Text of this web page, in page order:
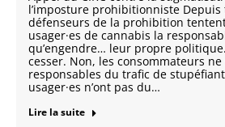
l’imposture prohibitionniste
défenseurs de la prohibition
usager·es de cannabis la
qu’engendre… leur propre
cesser. Non, les consommateurs ne
responsables du trafic de
usager·es n’ont pas du…
Lire la suite